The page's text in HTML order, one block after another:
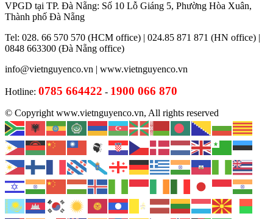
VPGD tại TP. Đà Nẵng: Số 10 Lỗ Giáng 5, Phường Hòa Xuân,
Thành phố Đà Nẵng
Tel: 028. 66 570 570 (HCM office) | 024.85 871 871 (HN office) |
0848 663300 (Đà Nẵng office)
info@vietnguyenco.vn | www.vietnguyenco.vn
Hotline: 0785 664422 - 1900 066 870
© Copyright www.vietnguyenco.vn, All rights reserved